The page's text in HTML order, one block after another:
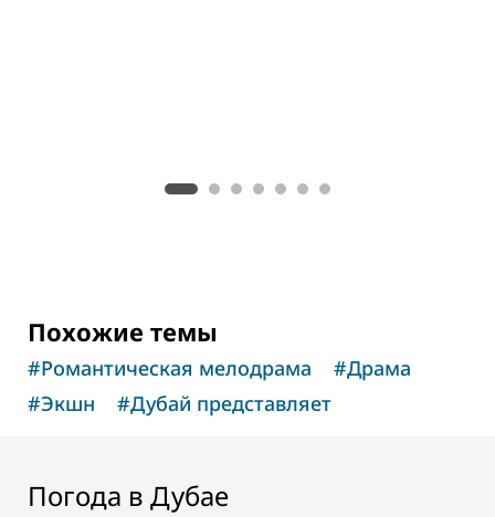
Похожие темы
#Романтическая мелодрама #Драма
#Экшн #Дубай представляет
Погода в Дубае